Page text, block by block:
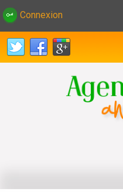
Connexion